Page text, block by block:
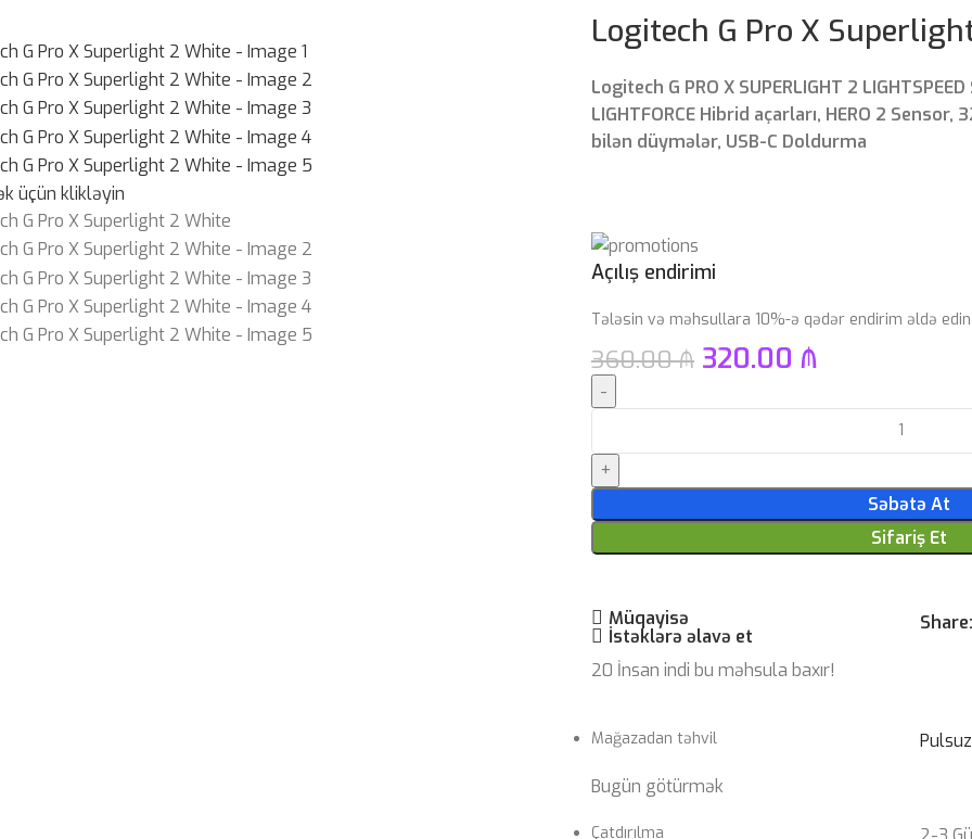
üçün klikləyin
Logitech G Pro X
Logitech G PRO X SUPERLIGHT 2
LIGHTFORCE Hibrid açarları, HERO 2 Sensor,
bilən düymələr, USB-C Doldurma
Açılış endirimi
Tələsin və məhsullara 10%-ə qədər endirim əldə edin
360.00₼ 320.00₼
Səbətə At
Sifariş Et
Müqayisə
İstəklərə əlavə et
20 İnsan indi bu məhsula baxır!
Mağazadan təhvil
Bugün götürmək
Pulsuz
Çatdırılma